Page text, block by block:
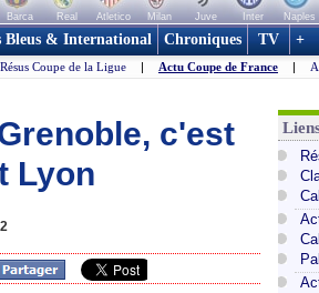
Barca Real Atletico Milan Juve Inter Naples
Bleus & International Chroniques TV +
Résus Coupe de la Ligue | Actu Coupe de France |
c'est
Lyon